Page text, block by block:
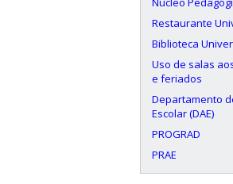
Restaurante
Biblioteca
Uso de salas
e feriados
Departamento
Escolar (DAE)
PROGRAD
PRAE